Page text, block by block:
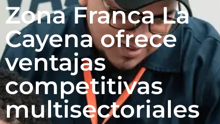
Zona Franca La
Cayena ofrece
ventajas
competitivas
multisectoriales